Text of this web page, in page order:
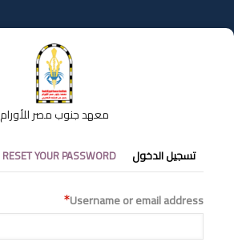
إلى
المحتوى
معهد جنوب مصر للأورام
التبويبات
الأساسية
تسجيل الدخول RESET YOUR PASSWORD
Username or email address